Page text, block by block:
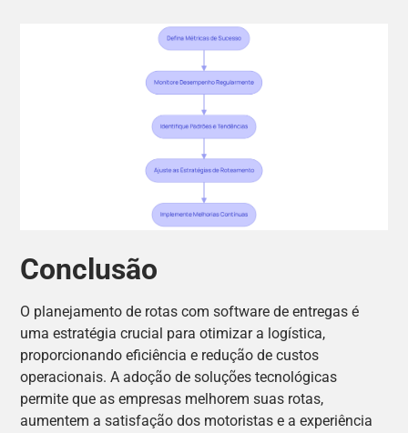
Conclusão
O planejamento de rotas com software de entregas é
uma estratégia crucial para otimizar a logística,
proporcionando eficiência e redução de custos
operacionais. A adoção de soluções tecnológicas
permite que as empresas melhorem suas rotas,
aumentem a satisfação dos motoristas e a experiência